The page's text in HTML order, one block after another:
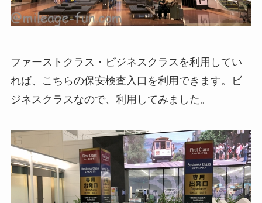
ファーストクラス・ビジネスクラスを利用してい
れば、こちらの保安検査入口を利用できます。ビ
ジネスクラスなので、利用してみました。